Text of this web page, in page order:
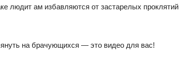
людит ам избавляются от застарелых проклятий
на брачующихся — это видео для вас!